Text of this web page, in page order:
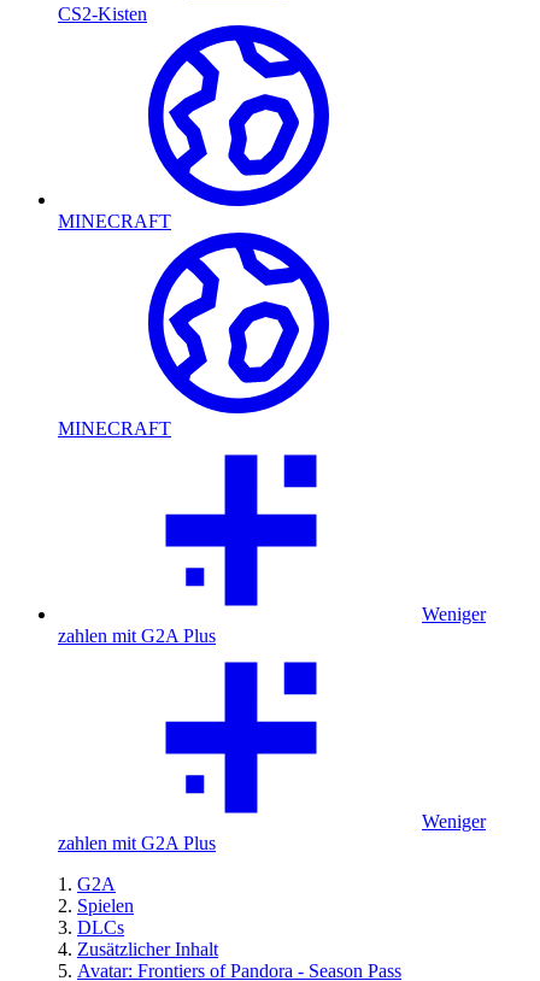
CS2-Kisten
MINECRAFT
MINECRAFT
Weniger
zahlen mit G2A Plus
Weniger
zahlen mit G2A Plus
G2A
Spielen
DLCs
Zusätzlicher Inhalt
Avatar: Frontiers of Pandora - Season Pass